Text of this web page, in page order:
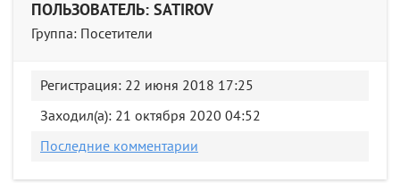
ПОЛЬЗОВАТЕЛЬ: SATIROV
Группа: Посетители
Регистрация: 22 июня 2018 17:25
Заходил(а): 21 октября 2020 04:52
Последние комментарии